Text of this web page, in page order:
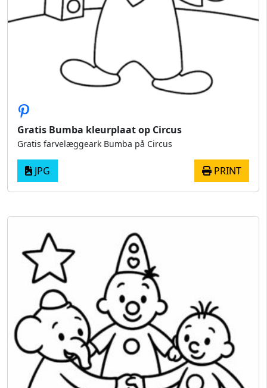
Gratis Bumba kleurplaat op Circus
Gratis farvelæggeark Bumba på Circus
JPG PRINT